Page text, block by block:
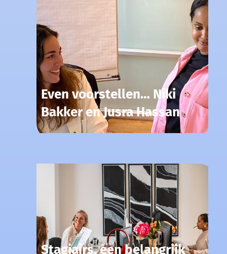
Even voorstellen… Niki
Bakker en Jusra Hassan
Stagiairs, een belangrijk